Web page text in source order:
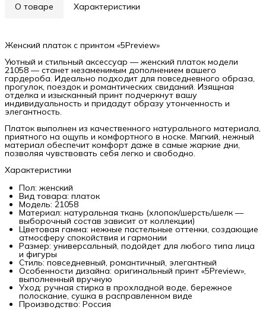
О товаре Характеристики
Женский платок с принтом «5Preview»
Уютный и стильный аксессуар — женский платок модели
21058 — станет незаменимым дополнением вашего
гардероба. Идеально подходит для повседневного образа,
прогулок, поездок и романтических свиданий. Изящная
отделка и изысканный принт подчеркнут вашу
индивидуальность и придадут образу утонченность и
элегантность.
Платок выполнен из качественного натурального материала,
приятного на ощупь и комфортного в носке. Мягкий, нежный
материал обеспечит комфорт даже в самые жаркие дни,
позволяя чувствовать себя легко и свободно.
Характеристики
Пол: женский
Вид товара: платок
Модель: 21058
Материал: натуральная ткань (хлопок/шерсть/шелк —
выборочный состав зависит от коллекции)
Цветовая гамма: нежные пастельные оттенки, создающие
атмосферу спокойствия и гармонии
Размер: универсальный, подойдет для любого типа лица
и фигуры
Стиль: повседневный, романтичный, элегантный
Особенности дизайна: оригинальный принт «5Preview»,
выполненный вручную
Уход: ручная стирка в прохладной воде, бережное
полоскание, сушка в расправленном виде
Производство: Россия